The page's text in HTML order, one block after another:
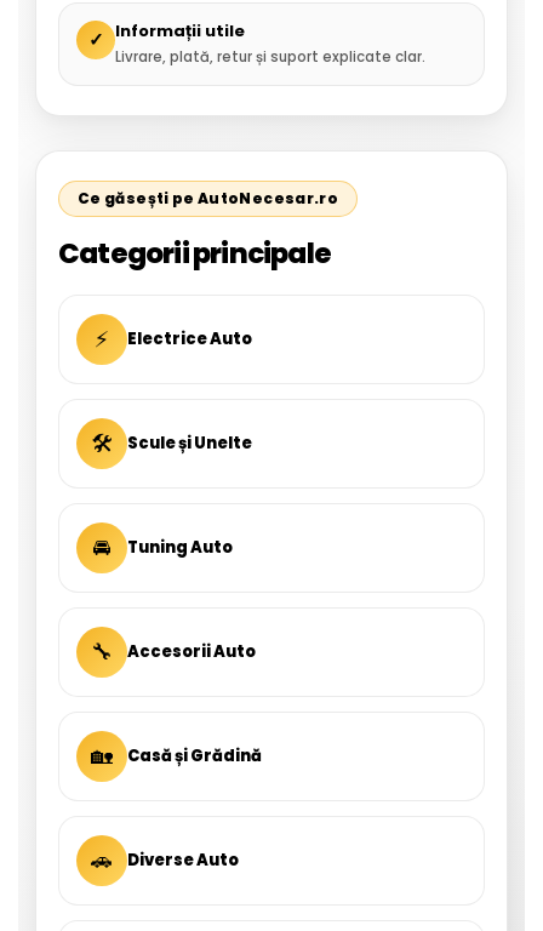
✓ Informații utile
Livrare, plată, retur și suport explicate clar.
Ce găsești pe AutoNecesar.ro
Categorii principale
⚡ Electrice Auto
🛠 Scule și Unelte
🚘 Tuning Auto
🔧 Accesorii Auto
🏡 Casă și Grădină
🚗 Diverse Auto